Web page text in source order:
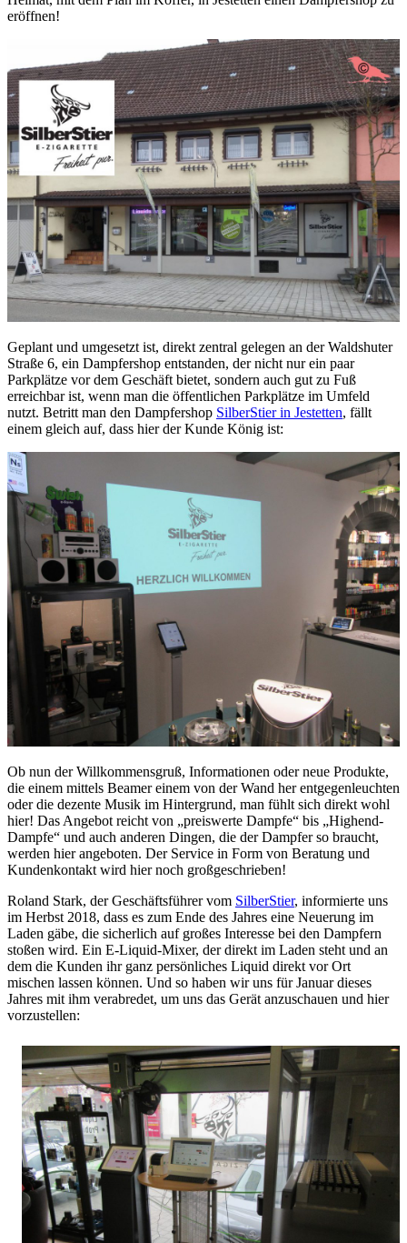
eröffnen!
Geplant und umgesetzt ist, direkt zentral gelegen an der Waldshuter
Straße 6, ein Dampfershop entstanden, der nicht nur ein paar
Parkplätze vor dem Geschäft bietet, sondern auch gut zu Fuß
erreichbar ist, wenn man die öffentlichen Parkplätze im Umfeld
nutzt. Betritt man den Dampfershop SilberStier in Jestetten, fällt
einem gleich auf, dass hier der Kunde König ist:
Ob nun der Willkommensgruß, Informationen oder neue Produkte,
die einem mittels Beamer einem von der Wand her entgegenleuchten
oder die dezente Musik im Hintergrund, man fühlt sich direkt wohl
hier! Das Angebot reicht von „preiswerte Dampfe“ bis „Highend-
Dampfe“ und auch anderen Dingen, die der Dampfer so braucht,
werden hier angeboten. Der Service in Form von Beratung und
Kundenkontakt wird hier noch großgeschrieben!
Roland Stark, der Geschäftsführer vom SilberStier, informierte uns
im Herbst 2018, dass es zum Ende des Jahres eine Neuerung im
Laden gäbe, die sicherlich auf großes Interesse bei den Dampfern
stoßen wird. Ein E-Liquid-Mixer, der direkt im Laden steht und an
dem die Kunden ihr ganz persönliches Liquid direkt vor Ort
mischen lassen können. Und so haben wir uns für Januar dieses
Jahres mit ihm verabredet, um uns das Gerät anzuschauen und hier
vorzustellen: